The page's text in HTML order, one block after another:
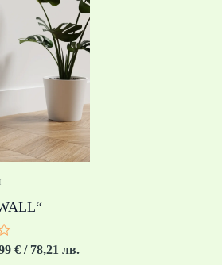
€/ 78,21 лв.
39,10 лв.
through
39,99 €
78,21 лв.